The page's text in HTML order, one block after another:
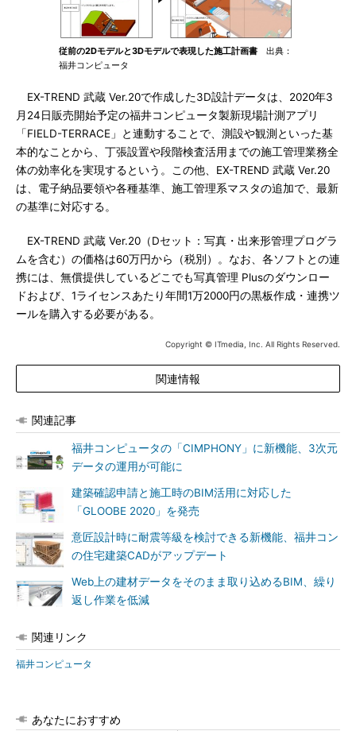
従前の2Dモデルと3Dモデルで表現した施工計画書 出典：
福井コンピュータ
EX-TREND 武蔵 Ver.20で作成した3D設計データは、2020年3
月24日販売開始予定の福井コンピュータ製新現場計測アプリ
「FIELD-TERRACE」と連動することで、測設や観測といった基
本的なことから、丁張設置や段階検査活用までの施工管理業務全
体の効率化を実現するという。この他、EX-TREND 武蔵 Ver.20
は、電子納品要領や各種基準、施工管理系マスタの追加で、最新
の基準に対応する。
EX-TREND 武蔵 Ver.20（Dセット：写真・出来形管理プログラ
ムを含む）の価格は60万円から（税別）。なお、各ソフトとの連
携には、無償提供しているどこでも写真管理 Plusのダウンロー
ドおよび、1ライセンスあたり年間1万2000円の黒板作成・連携ツ
ールを購入する必要がある。
Copyright © ITmedia, Inc. All Rights Reserved.
関連情報
関連記事
福井コンピュータの「CIMPHONY」に新機能、3次元
データの運用が可能に
建築確認申請と施工時のBIM活用に対応した
「GLOOBE 2020」を発売
意匠設計時に耐震等級を検討できる新機能、福井コン
の住宅建築CADがアップデート
Web上の建材データをそのまま取り込めるBIM、繰り
返し作業を低減
関連リンク
福井コンピュータ
あなたにおすすめ